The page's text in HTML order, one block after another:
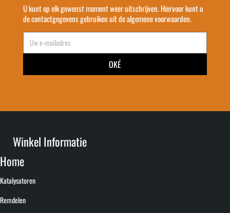
U kunt op elk gewenst moment weer uitschrijven. Hiervoor kunt u
de contactgegevens gebruiken uit de algemene voorwaarden.
Winkel Informatie
Home
Katalysatoren
Remdelen